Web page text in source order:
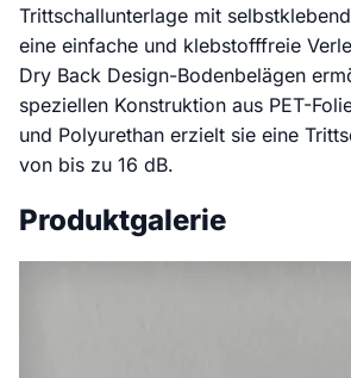
Trittschallunterlage mit
eine einfache und klebstofffreie
Dry Back Design-Bodenbelägen
speziellen Konstruktion aus PET-
und Polyurethan erzielt sie eine
von bis zu 16 dB.
Produktgalerie